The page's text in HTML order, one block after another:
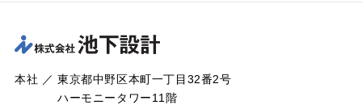
本社 ／ 東京都中野区本町一丁目32番2号
ハーモニータワー11階